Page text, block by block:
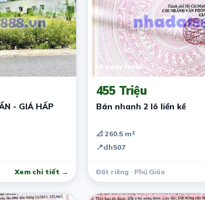
- GIÁ HẤP
Xem chi tiết →
26 ngày trước
455 Triệu
Bán nhanh 2 lô liền kề
📐 260.5 m²
📍dh507
Đất riêng · Phú Giáo